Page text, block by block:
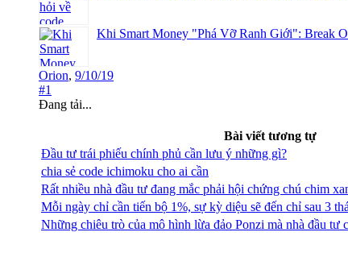
Khi Smart Money "Phá Vỡ Ranh Giới": Break
Orion, 9/10/19
#1
Đang tải...
Bài viết tương tự
Đầu tư trái phiếu chính phủ cần lưu ý những gì?
chia sẻ code ichimoku cho ai cần
Rất nhiều nhà đầu tư đang mắc phải hội chứng chú chim
Mỗi ngày chỉ cần tiến bộ 1%, sự kỳ diệu sẽ đến chỉ sau 3
Những chiêu trò của mô hình lừa đảo Ponzi mà nhà đầu tư